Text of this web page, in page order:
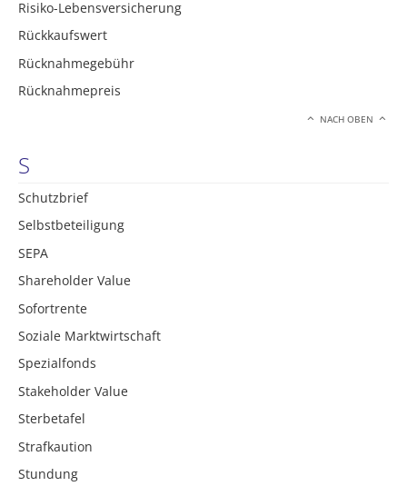
Risiko-Lebensversicherung
Rückkaufswert
Rücknahmegebühr
Rücknahmepreis
NACH OBEN
S
Schutzbrief
Selbstbeteiligung
SEPA
Shareholder Value
Sofortrente
Soziale Marktwirtschaft
Spezialfonds
Stakeholder Value
Sterbetafel
Strafkaution
Stundung